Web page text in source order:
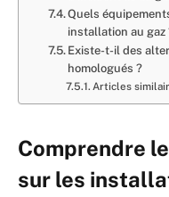
Quels
installation au gaz
Existe-t-il des
homologués ?
Articles
Comprendre
sur les